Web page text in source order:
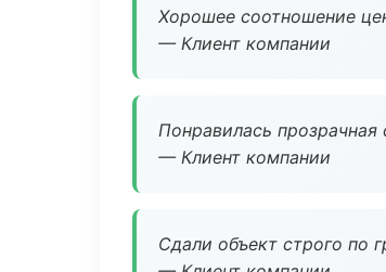
Хорошее соотношение
— Клиент компании
Понравилась
— Клиент компании
Сдали объект строго по